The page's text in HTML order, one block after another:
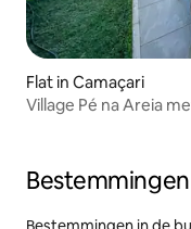
Flat in Camaçari
Village Pé na Areia